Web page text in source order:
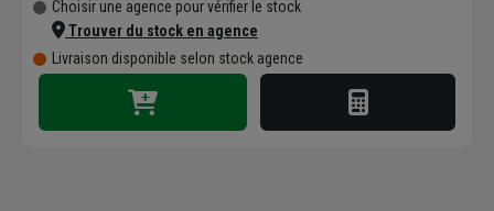
Choisir une agence pour vérifier le stock
Trouver du stock en agence
Livraison disponible selon stock agence